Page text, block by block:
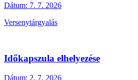
Dátum: 7. 7. 2026
Versenytárgyalás
Időkapszula elhelyezése
Dátum: 2. 7. 2026